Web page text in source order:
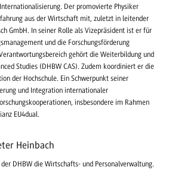
Der promovierte Physiker
aus der Wirtschaft mit, zuletzt in leitender
GmbH. In seiner Rolle als Vizepräsident ist er für
und die Forschungsförderung
gehört die Weiterbildung und
Studies (DHBW CAS). Zudem koordiniert er die
der Hochschule. Ein Schwerpunkt seiner
und Integration internationaler
insbesondere im Rahmen
EU4dual.
Heinbach
DHBW die Wirtschafts- und Personalverwaltung.